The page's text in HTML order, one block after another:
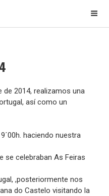
de 2014, realizamos una
así como un
haciendo nuestra
se celebraban As Feiras
,posteriormente nos
do Castelo visitando la